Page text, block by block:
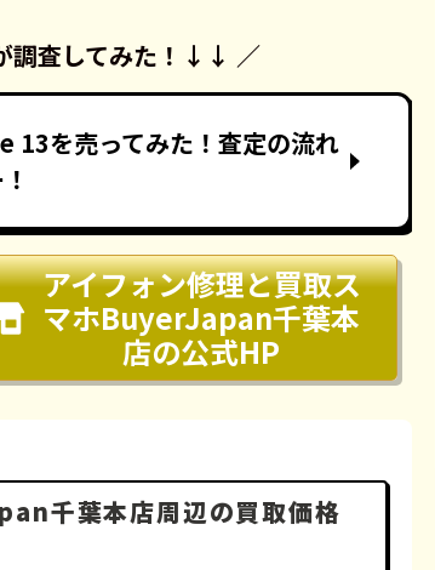
調査してみた！ ↓↓ ／
を売ってみた！査定の流れ
アイフォン修理と買取ス
マホBuyerJapan千葉本
店の公式HP
千葉本店周辺の買取価格